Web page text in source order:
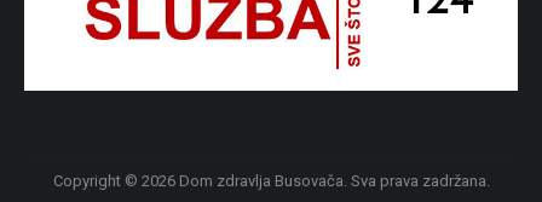
Copyright © 2026 Dom zdravlja Busovača. Sva prava zadržana.